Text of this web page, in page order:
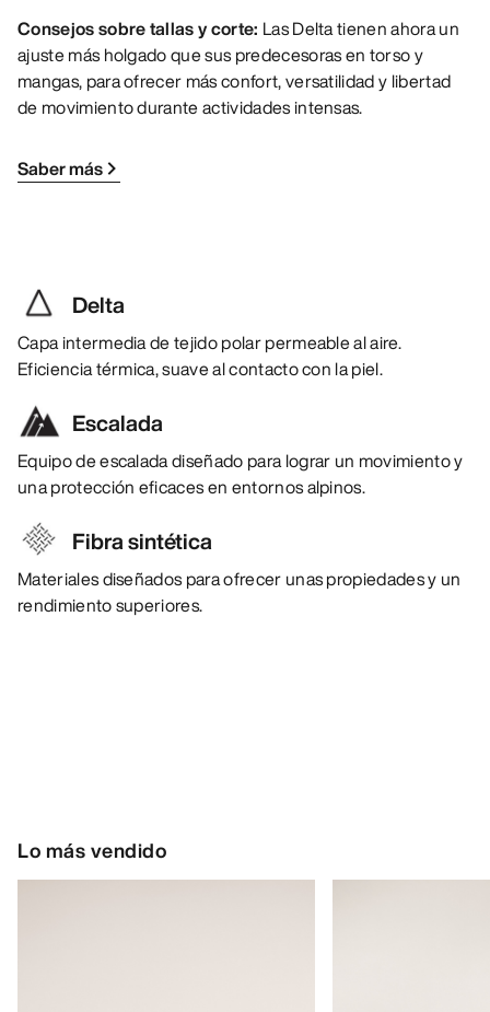
Consejos sobre tallas y corte: Las Delta tienen ahora un
ajuste más holgado que sus predecesoras en torso y
mangas, para ofrecer más confort, versatilidad y libertad
de movimiento durante actividades intensas.
Saber más
Delta
Capa intermedia de tejido polar permeable al aire.
Eficiencia térmica, suave al contacto con la piel.
Escalada
Equipo de escalada diseñado para lograr un movimiento y
una protección eficaces en entornos alpinos.
Fibra sintética
Materiales diseñados para ofrecer unas propiedades y un
rendimiento superiores.
Lo más vendido